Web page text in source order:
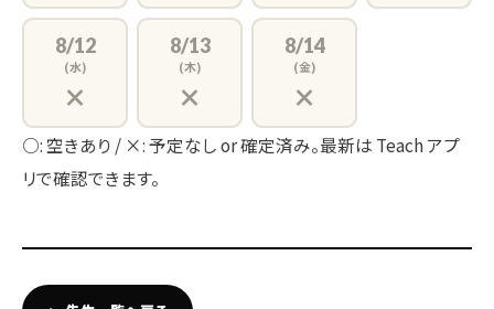
8/12
(水)
×
8/13
(木)
×
8/14
(金)
×
○: 空きあり / ×: 予定なし or 確定済み。最新は Teach アプ
リで確認できます。